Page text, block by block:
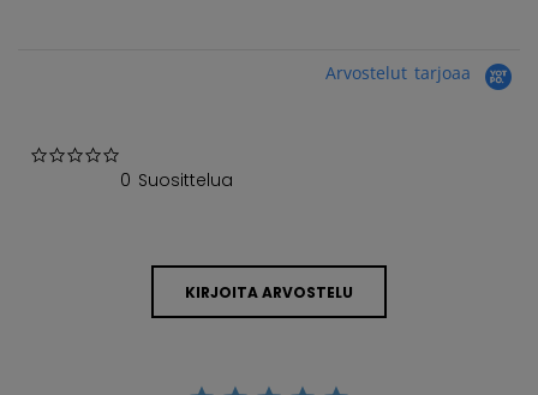
Arvostelut tarjoaa
0 Suosittelua
KIRJOITA ARVOSTELU